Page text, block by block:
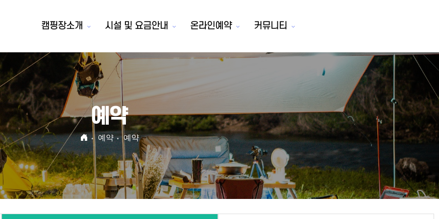
캠핑장소개 시설 및 요금안내 온라인예약 커뮤니티
예약
예약 예약